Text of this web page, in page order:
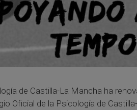
de Castilla-La Mancha ha
Oficial de la Psicología de